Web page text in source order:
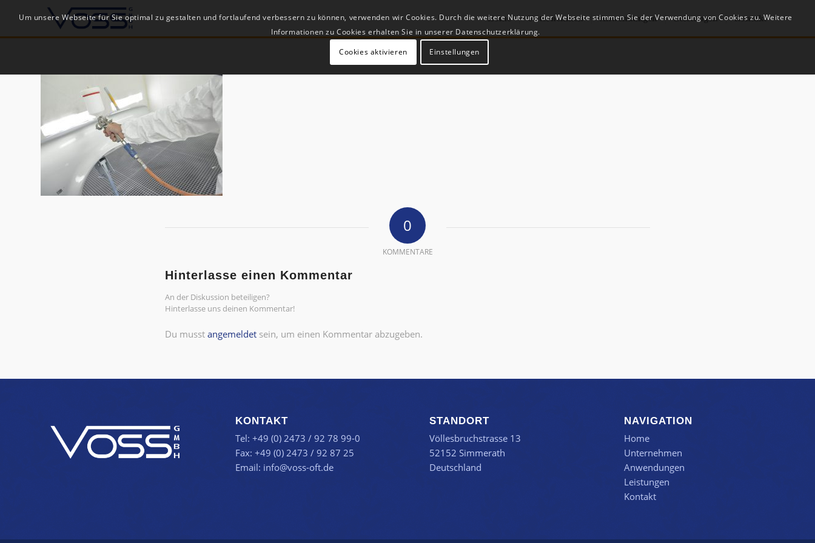
Home Unternehmen Anwendungen Leistungen Kontakt
0
KOMMENTARE
Hinterlasse einen Kommentar
An der Diskussion beteiligen?
Hinterlasse uns deinen Kommentar!
Du musst angemeldet sein, um einen Kommentar abzugeben.
KONTAKT
Tel: +49 (0) 2473 / 92 78 99-0
Fax: +49 (0) 2473 / 92 87 25
Email: info@voss-oft.de
STANDORT
Völlesbruchstrasse 13
52152 Simmerath
Deutschland
NAVIGATION
Home
Unternehmen
Anwendungen
Leistungen
Kontakt
Um unsere Webseite für Sie optimal zu gestalten und fortlaufend verbessern zu können, verwenden wir Cookies. Durch die weitere Nutzung der Webseite stimmen Sie der Verwendung von Cookies zu. Weitere
Informationen zu Cookies erhalten Sie in unserer Datenschutzerklärung.
Cookies aktivieren
Einstellungen